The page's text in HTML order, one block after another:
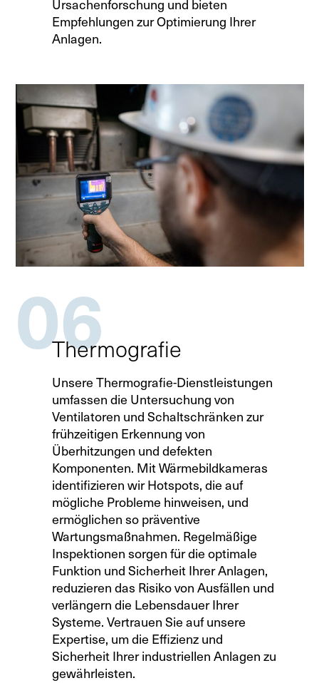
Ursachenforschung und bieten
Empfehlungen zur Optimierung Ihrer
Anlagen.
06
Thermografie
Unsere Thermografie-Dienstleistungen
umfassen die Untersuchung von
Ventilatoren und Schaltschränken zur
frühzeitigen Erkennung von
Überhitzungen und defekten
Komponenten. Mit Wärmebildkameras
identifizieren wir Hotspots, die auf
mögliche Probleme hinweisen, und
ermöglichen so präventive
Wartungsmaßnahmen. Regelmäßige
Inspektionen sorgen für die optimale
Funktion und Sicherheit Ihrer Anlagen,
reduzieren das Risiko von Ausfällen und
verlängern die Lebensdauer Ihrer
Systeme. Vertrauen Sie auf unsere
Expertise, um die Effizienz und
Sicherheit Ihrer industriellen Anlagen zu
gewährleisten.